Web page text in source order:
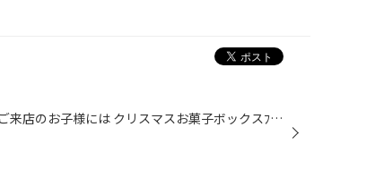
リニューアルオープンセール期間中に ご来店のお子様には クリスマスお菓子ボックスﾌﾟﾚｾﾞﾝﾄ ※なくなり次第終了です。 タグ：久喜市・加須市・白岡市・幸手市・クリスマスボックス・お菓子・お子様には